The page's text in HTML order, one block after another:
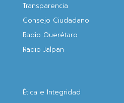
Transparencia
Consejo Ciudadano
Radio Querétaro
Radio Jalpan
Ética e Integridad